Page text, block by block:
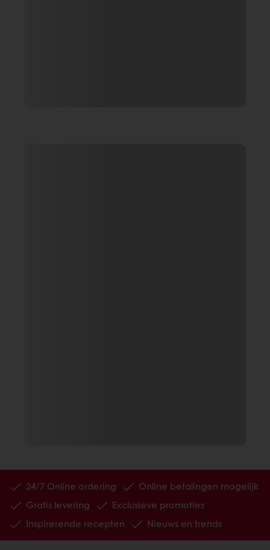
24/7 Online ordering
Online betalingen mogelijk
Gratis levering
Exclusieve promoties
Inspirerende recepten
Nieuws en trends